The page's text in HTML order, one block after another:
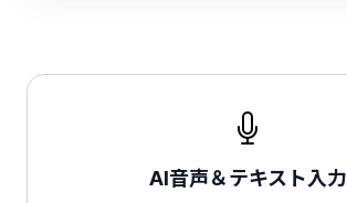
AI音声＆テキスト入力